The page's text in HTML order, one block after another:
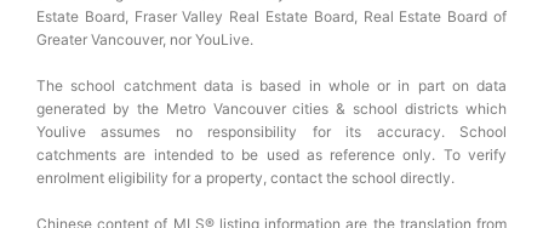
Estate Board, Fraser Valley Real Estate Board, Real Estate Board of
Greater Vancouver, nor YouLive.
The school catchment data is based in whole or in part on data
generated by the Metro Vancouver cities & school districts which
Youlive assumes no responsibility for its accuracy. School
catchments are intended to be used as reference only. To verify
enrolment eligibility for a property, contact the school directly.
Chinese content of MLS® listing information are the translation from